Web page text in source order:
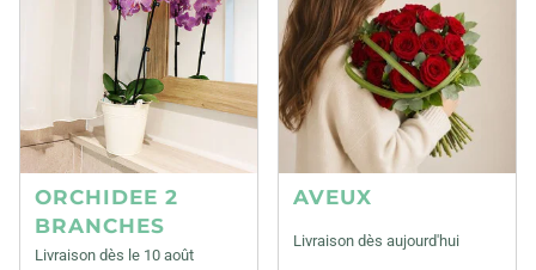
ORCHIDEE 2
BRANCHES
Livraison dès le 10 août
AVEUX
Livraison dès aujourd'hui